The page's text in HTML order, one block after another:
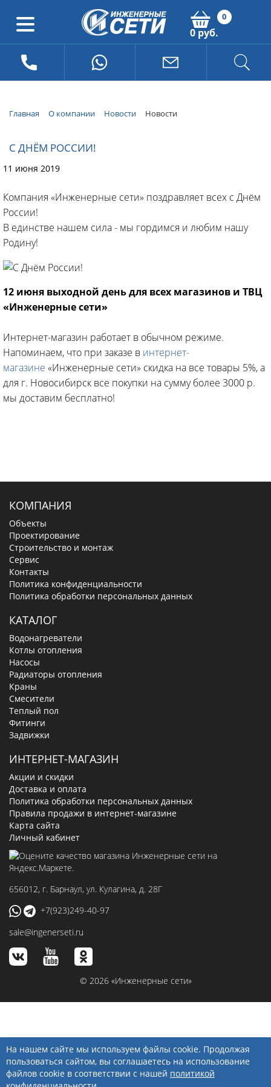
0
0 руб.
Главная О компании Новости Новости
С ДНЁМ РОССИИ!
11 июня 2019
Компания «Инженерные сети» поздравляет всех с Днём
России!
В единстве нашем сила - мы гордимся и любим нашу
Родину!
12 июня выходной день для всех магазинов и ТВЦ
«Инженерные сети»
Интернет-магазин работает в обычном режиме.
Напоминаем, что при заказе в интернет-
магазине «Инженерные сети» скидка на все товары 5%, а
для г. Новосибирск все покупки на сумму более 3000 р.
мы доставим бесплатно!
КОМПАНИЯ
Объекты
Проектирование
Строительство и монтаж
Сервис
Контакты
Политика конфиденциальности
Политика обработки персональных данных
КАТАЛОГ
Водонагреватели
Котлы отопления
Насосы
Радиаторы отопления
Краны
Смесители
Теплый пол
Фитинги
Задвижки
ИНТЕРНЕТ-МАГАЗИН
Акции и скидки
Доставка и оплата
Политика обработки персональных данных
Правила продажи в интернет-магазине
Карта сайта
Личный кабинет
656012, г. Барнаул, ул. Кулагина, д. 28Г
+7(923)249-40-97
sale@ingenerseti.ru
© 2026 «Инженерные сети»
На нашем сайте мы используем файлы cookie. Продолжая
пользоваться сайтом, вы соглашаетесь на использование
файлов cookie в соответствии с нашей политикой